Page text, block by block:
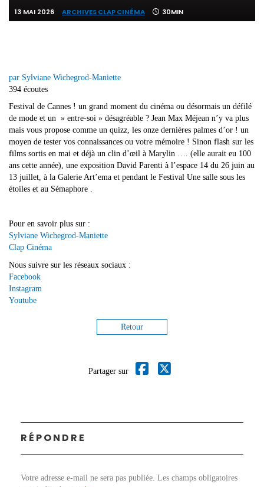
13 MAI 2026 ARCHIVES CLAP CINÉMA 30MIN
par Sylviane Wichegrod-Maniette
394 écoutes
Festival de Cannes ! un grand moment du cinéma ou désormais un défilé
de mode et un » entre-soi » désagréable ? Jean Max Méjean n’y va plus
mais vous propose comme un quizz, les onze dernières palmes d’or ! un
moyen de tester vos connaissances ou votre mémoire ! Sinon flash sur les
films sortis en mai et déjà un clin d’œil à Marylin …. (elle aurait eu 100
ans cette année), une exposition David Parenti à l’espace 14 du 26 juin au
13 juillet, à la Galerie Art’ema et pendant le Festival Une salle sous les
étoiles et au Sémaphore .
Pour en savoir plus sur :
Sylviane Wichegrod-Maniette
Clap Cinéma
Nous suivre sur les réseaux sociaux :
Facebook
Instagram
Youtube
Retour
Partager sur
RÉPONDRE
Votre adresse e-mail ne sera pas publiée. Les champs obligatoires